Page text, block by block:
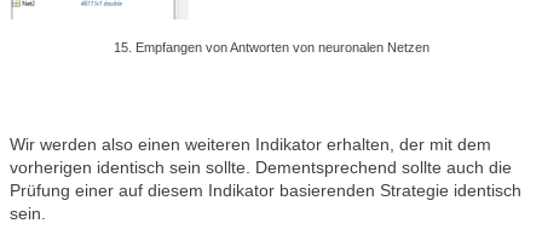
15. Empfangen von Antworten von neuronalen Netzen
Wir werden also einen weiteren Indikator erhalten, der mit dem
vorherigen identisch sein sollte. Dementsprechend sollte auch die
Prüfung einer auf diesem Indikator basierenden Strategie identisch
sein.